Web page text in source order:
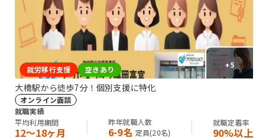
+5
就労移行支援 空きあり
大橋駅から徒歩7分！個別支援に特化
オンライン面談
就職実績
平均利用期間
12〜18ヶ月
昨年就職人数
6-9名 定員(20名)
就職定着率
90%以上